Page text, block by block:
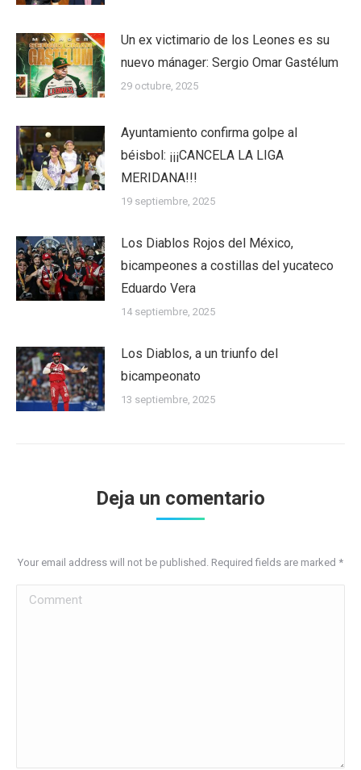
Un ex victimario de los Leones es su
nuevo mánager: Sergio Omar Gastélum
29 octubre, 2025
Ayuntamiento confirma golpe al
béisbol: ¡¡¡CANCELA LA LIGA
MERIDANA!!!
19 septiembre, 2025
Los Diablos Rojos del México,
bicampeones a costillas del yucateco
Eduardo Vera
14 septiembre, 2025
Los Diablos, a un triunfo del
bicampeonato
13 septiembre, 2025
Deja un comentario
Your email address will not be published. Required fields are marked *
Comment